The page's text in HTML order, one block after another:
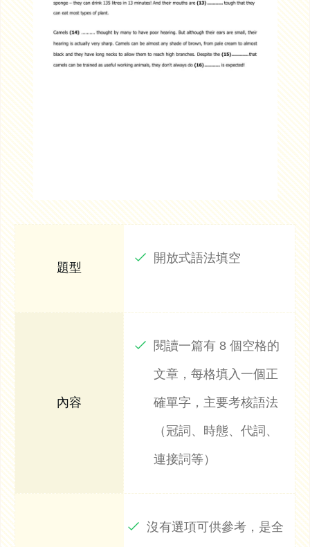
開放式語法填空
閱讀一篇有 8 個空格的
文章，每格填入一個正
確單字，主要考核語法
（冠詞、時態、代詞、
連接詞等）
沒有選項可供參考，是全